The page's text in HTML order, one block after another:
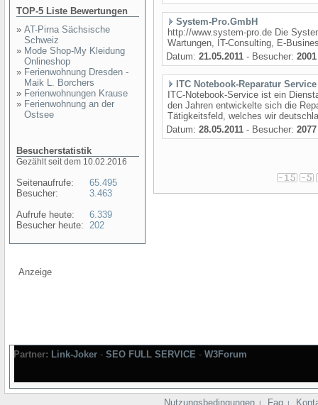
TOP-5 Liste Bewertungen
» AT-Pirna Sächsische
Schweiz
» Mode Shop-My Kleidung
Onlineshop
» Ferienwohnung Dresden -
Maik L. Borchers
» Ferienwohnungen Krause
» Ferienwohnung an der
Ostsee
Besucherstatistik
Gezählt seit dem 10.02.2016
Seitenaufrufe:
Besucher:
Aufrufe heute:
Besucher heute:
65.495
3.463
6.339
202
System-Pro.GmbH
http://www.system-pro.de Die
Wartungen, IT-Consulting, E-
Datum: 21.05.2011 - Besucher: 2001
ITC Notebook-Reparatur Service
ITC-Notebook-Service ist ein
den Jahren entwickelte sich die
Tätigkeitsfeld, welches wir
Datum: 28.05.2011 - Besucher: 2077
Anzeige
Partner: Link-Joker - SEO FULL SERVICE - W3Forum
Nutzungsbedingungen | Faq |